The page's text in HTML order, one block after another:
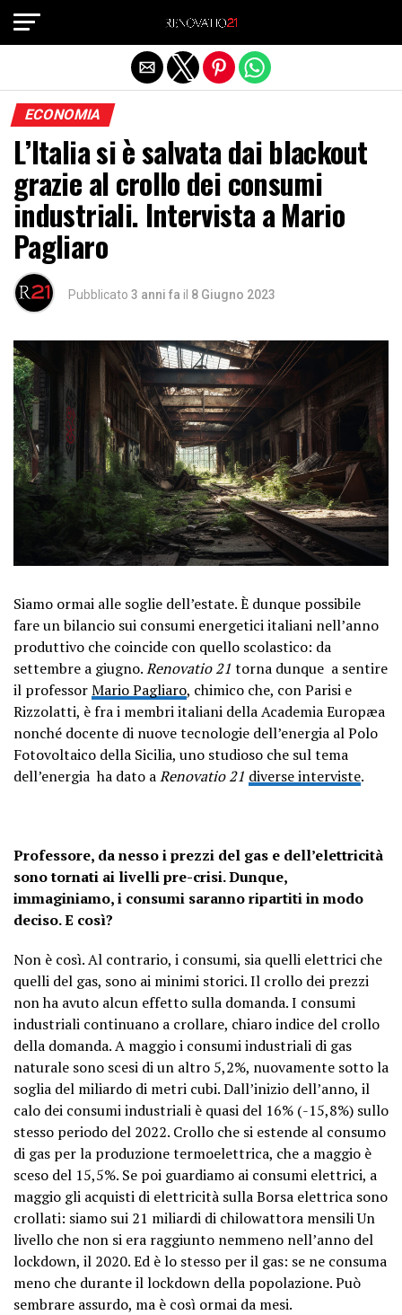
ECONOMIA
L’Italia si è salvata dai blackout
grazie al crollo dei consumi
industriali. Intervista a Mario
Pagliaro
Pubblicato 3 anni fa il 8 Giugno 2023
Siamo ormai alle soglie dell’estate. È dunque possibile
fare un bilancio sui consumi energetici italiani nell’anno
produttivo che coincide con quello scolastico: da
settembre a giugno.Renovatio 21 torna dunque a sentire
il professorMario Pagliaro, chimico che, con Parisi e
Rizzolatti, è fra i membri italiani della Academia Europæa
nonché docente di nuove tecnologie dell’energia al Polo
Fotovoltaico della Sicilia, uno studioso che sul tema
dell’energia ha dato aRenovatio 21 diverse interviste.
Professore, da nesso i prezzi del gas e dell’elettricità
sono tornati ai livelli pre-crisi. Dunque,
immaginiamo, i consumi saranno ripartiti in modo
deciso. E così?
Non è così. Al contrario, i consumi, sia quelli elettrici che
quelli del gas, sono ai minimi storici. Il crollo dei prezzi
non ha avuto alcun effetto sulla domanda. I consumi
industriali continuano a crollare, chiaro indice del crollo
della domanda. A maggio i consumi industriali di gas
naturale sono scesi di un altro 5,2%, nuovamente sotto la
soglia del miliardo di metri cubi. Dall’inizio dell’anno, il
calo dei consumi industriali è quasi del 16% (-15,8%) sullo
stesso periodo del 2022. Crollo che si estende al consumo
di gas per la produzione termoelettrica, che a maggio è
sceso del 15,5%. Se poi guardiamo ai consumi elettrici, a
maggio gli acquisti di elettricità sulla Borsa elettrica sono
crollati: siamo sui 21 miliardi di chilowattora mensili Un
livello che non si era raggiunto nemmeno nell’anno del
lockdown, il 2020. Ed è lo stesso per il gas: se ne consuma
meno che durante il lockdown della popolazione. Può
sembrare assurdo, ma è così ormai da mesi.
Exit mobile version